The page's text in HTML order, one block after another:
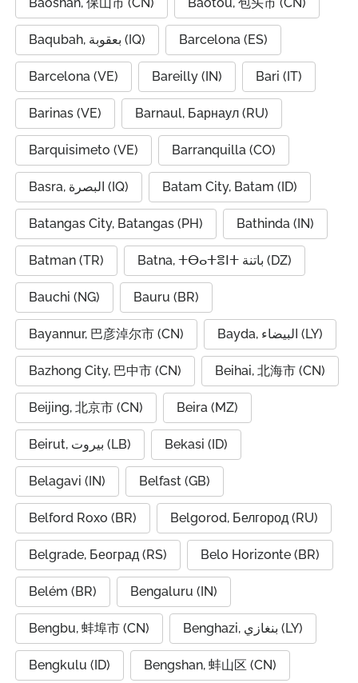
Baqubah, بعقوبة (IQ) Barcelona (ES)
Barcelona (VE) Bareilly (IN) Bari (IT)
Barinas (VE) Barnaul, Барнаул (RU)
Barquisimeto (VE) Barranquilla (CO)
Basra, البصرة (IQ) Batam City, Batam (ID)
Batangas City, Batangas (PH) Bathinda (IN)
Batman (TR) Batna, ⵜⴱⴰⵜⴻⵏⵜ باتنة (DZ)
Bauchi (NG) Bauru (BR)
Bayannur, 巴彦淖尔市 (CN) Bayda, البيضاء (LY)
Bazhong City, 巴中市 (CN) Beihai, 北海市 (CN)
Beijing, 北京市 (CN) Beira (MZ)
Beirut, بيروت (LB) Bekasi (ID)
Belagavi (IN) Belfast (GB)
Belford Roxo (BR) Belgorod, Белгород (RU)
Belgrade, Београд (RS) Belo Horizonte (BR)
Belém (BR) Bengaluru (IN)
Bengbu, 蚌埠市 (CN) Benghazi, بنغازي (LY)
Bengkulu (ID) Bengshan, 蚌山区 (CN)